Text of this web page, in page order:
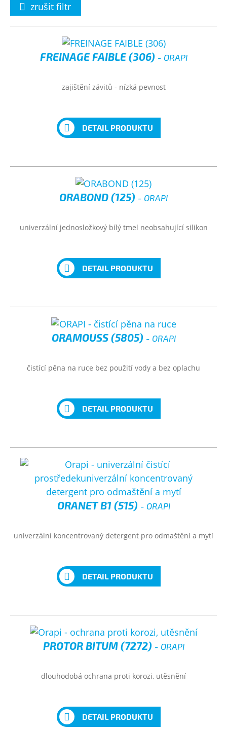
zrušit filtr
FREINAGE FAIBLE (306) - ORAPI
zajištění závitů - nízká pevnost
DETAIL PRODUKTU
ORABOND (125) - ORAPI
univerzální jednosložkový bílý tmel neobsahující silikon
DETAIL PRODUKTU
ORAMOUSS (5805) - ORAPI
čistící pěna na ruce bez použití vody a bez oplachu
DETAIL PRODUKTU
ORANET B1 (515) - ORAPI
univerzální koncentrovaný detergent pro odmaštění a mytí
DETAIL PRODUKTU
PROTOR BITUM (7272) - ORAPI
dlouhodobá ochrana proti korozi, utěsnění
DETAIL PRODUKTU